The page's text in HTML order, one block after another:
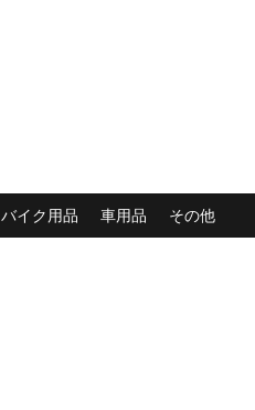
バイク用品 車用品 その他